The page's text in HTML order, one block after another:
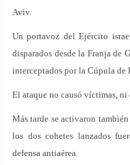
Aviv.
Un portavoz del Ejército
disparados desde la Franja de
interceptados por la Cúpula de
El ataque no causó víctimas, ni
Más tarde se activaron
los dos cohetes lanzados
defensa antiaérea.